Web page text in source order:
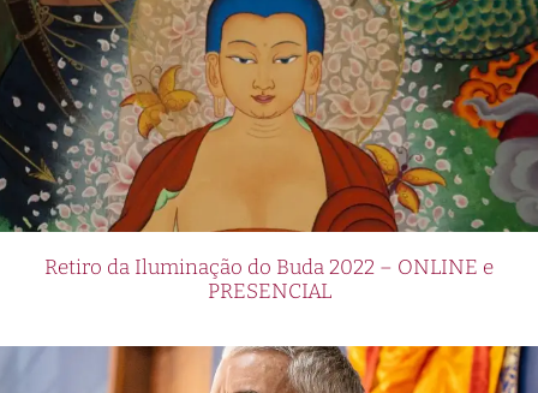
Retiro da Iluminação do Buda 2022 – ONLINE e
PRESENCIAL